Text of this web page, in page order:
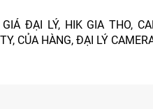
ĐẠI LÝ, HIK GIA THO,
CỦA HÀNG, ĐẠI LÝ